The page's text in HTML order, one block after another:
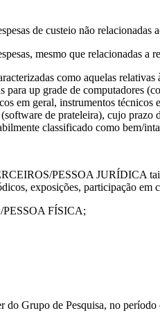
de custeio não
mesmo que relacionadas
como aquelas relativas
para up grade de computadores
em geral, instrumentos
de prateleira), cujo
classificado como bem/
PESSOA JURÍDICA tais
exposições, participação
FÍSICA;
do Grupo de Pesquisa, no período